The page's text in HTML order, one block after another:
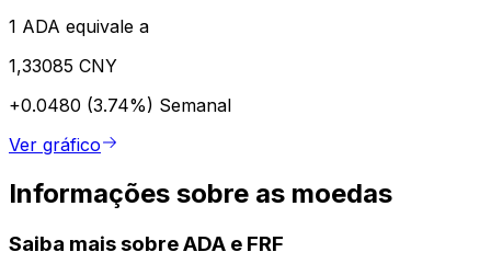
1 ADA equivale a
1,33085 CNY
+0.0480 (3.74%) Semanal
Ver gráfico
Informações sobre as moedas
Saiba mais sobre ADA e FRF